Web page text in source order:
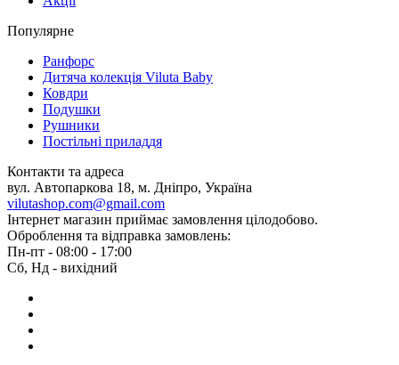
Популярне
Ранфорс
Дитяча колекція Viluta Baby
Ковдри
Подушки
Рушники
Постільні приладдя
Контакти та адреса
вул. Автопаркова 18, м. Дніпро, Україна
vilutashop.com@gmail.com
Інтернет магазин приймає замовлення цілодобово.
Оброблення та відправка замовлень:
Пн-пт - 08:00 - 17:00
Сб, Нд - вихідний